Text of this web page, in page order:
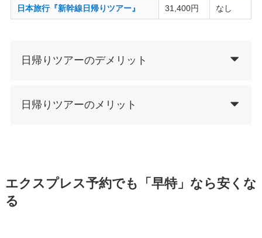
日本旅行『新幹線日帰りツアー』 31,400円 なし
日帰りツアーのデメリット
日帰りツアーのメリット
エクスプレス予約でも「早特」なら安くな
る